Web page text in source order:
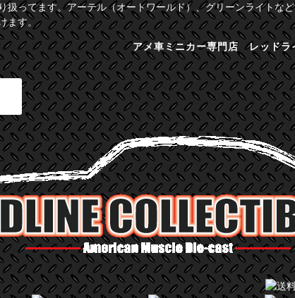
扱ってます。アーテル（オートワールド）、グリーンライト
ます。
アメ車ミニカー専門店 レッドラ